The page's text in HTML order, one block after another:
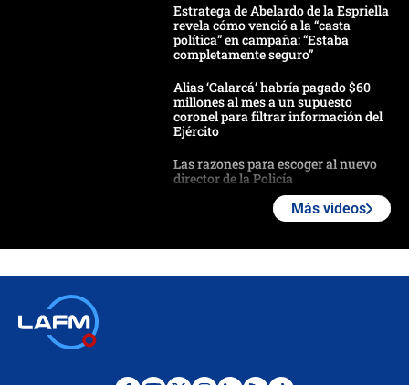
Estratega de Abelardo de la Espriella
revela cómo venció a la “casta
política” en campaña: “Estaba
completamente seguro”
Alias ‘Calarcá’ habría pagado $60
millones al mes a un supuesto
coronel para filtrar información del
Ejército
Las razones para escoger al nuevo
director de la Policía
Más videos